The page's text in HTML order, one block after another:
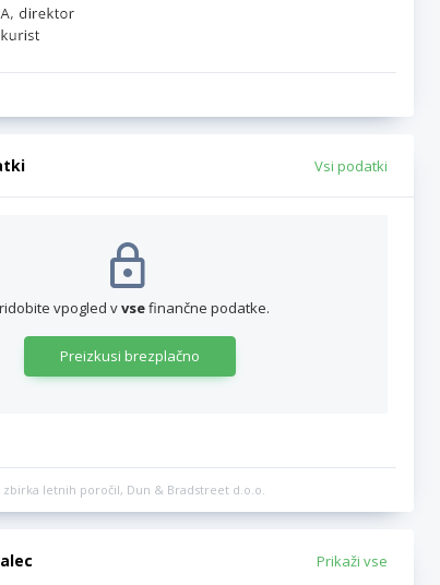
Vsi podatki
vpogled vvsefinančne podatke.
Preizkusi brezplačno
zbirka letnih poročil, Dun & Bradstreet d.o.o.
Prikaži vse